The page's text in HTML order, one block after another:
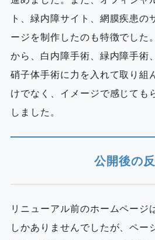
ト、緑内障サイト、網膜疾患の
ージを制作したのも特徴でした
から、白内障手術、緑内障手術
硝子体手術に力を入れて取り組
けでなく、イメージで感じても
しました。
公開後の
リニューアル前のホームページ
しかありませんでしたが、ペー